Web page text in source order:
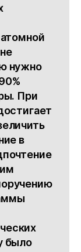
нужно
При
в
было